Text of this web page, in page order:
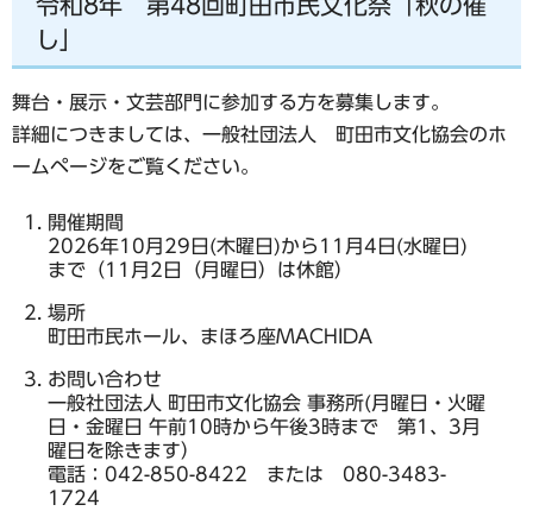
し」
舞台・展示・文芸部門に参加する方を募集します。
詳細につきましては、一般社団法人 町田市文化協会のホ
ームページをご覧ください。
開催期間
2026年10月29日(木曜日)から11月4日(水曜日)
まで（11月2日（月曜日）は休館）
場所
町田市民ホール、まほろ座MACHIDA
お問い合わせ
一般社団法人 町田市文化協会 事務所(月曜日・火曜
日・金曜日 午前10時から午後3時まで 第1、3月
曜日を除きます）
電話：042-850-8422 または 080-3483-
1724